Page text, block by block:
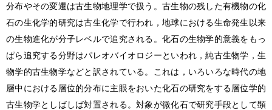
分布やその変遷は古生物地理学で扱う。古生物の残した有機物の化
石の生化学的研究は古生化学で行われ，地球における生命発生以来
の生物進化が分子レベルで追究される。化石の生物学的意義をもっ
ぱら追究する分野はパレオバイオロジーといわれ，純古生物学 ，生
物学的古生物学などと訳されている。これは，いろいろな時代の地
層中における層位的分布に主眼をおいた化石の研究をする層位学的
古生物学としばしば対置される。対象が微化石で研究手段として顕